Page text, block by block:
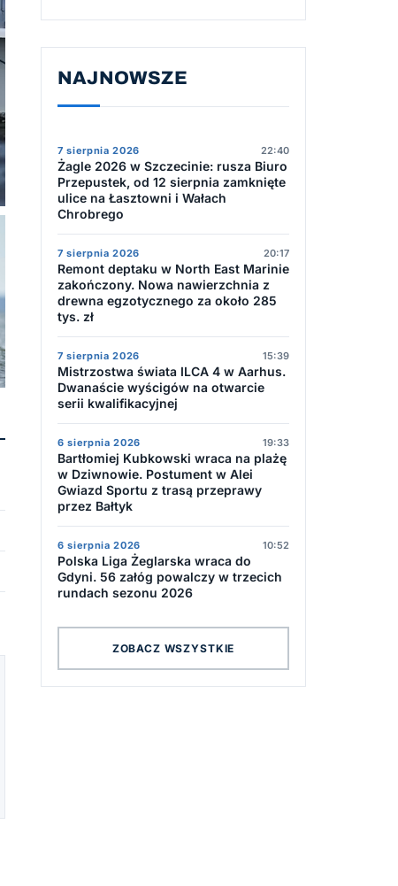
NAJNOWSZE
7 sierpnia 2026 22:40
Żagle 2026 w Szczecinie: rusza Biuro
Przepustek, od 12 sierpnia zamknięte
ulice na Łasztowni i Wałach
Chrobrego
7 sierpnia 2026 20:17
Remont deptaku w North East Marinie
zakończony. Nowa nawierzchnia z
drewna egzotycznego za około 285
tys. zł
7 sierpnia 2026 15:39
Mistrzostwa świata ILCA 4 w Aarhus.
Dwanaście wyścigów na otwarcie
serii kwalifikacyjnej
6 sierpnia 2026 19:33
Bartłomiej Kubkowski wraca na plażę
w Dziwnowie. Postument w Alei
Gwiazd Sportu z trasą przeprawy
przez Bałtyk
6 sierpnia 2026 10:52
Polska Liga Żeglarska wraca do
Gdyni. 56 załóg powalczy w trzecich
rundach sezonu 2026
ZOBACZ WSZYSTKIE